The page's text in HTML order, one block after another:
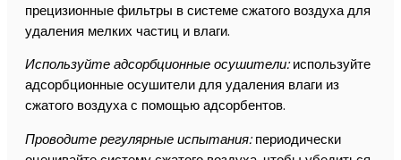
прецизионные фильтры в системе сжатого воздуха для
удаления мелких частиц и влаги.
Используйте адсорбционные осушители:используйте
адсорбционные осушители для удаления влаги из
сжатого воздуха с помощью адсорбентов.
Проводите регулярные испытания:периодически